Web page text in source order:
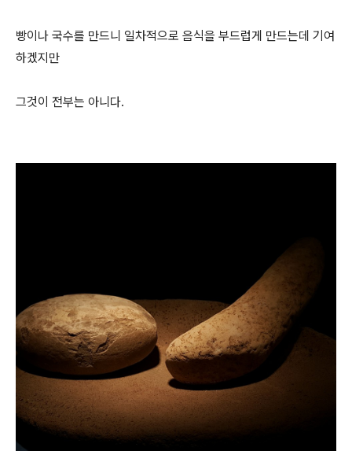
빵이나 국수를 만드니 일차적으로 음식을 부드럽게 만드는데 기여
하겠지만
그것이 전부는 아니다.